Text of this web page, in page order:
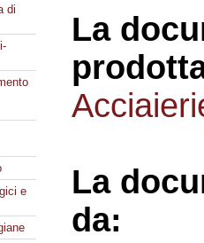
di
e
La
La
da: